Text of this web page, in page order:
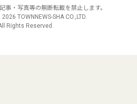
事・写真等の無断転載を禁止します。
2026 TOWNNEWS-SHA CO.,LTD.
Rights Reserved.